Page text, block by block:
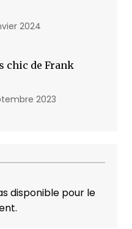
2024
chic de Frank
2023
disponible pour le